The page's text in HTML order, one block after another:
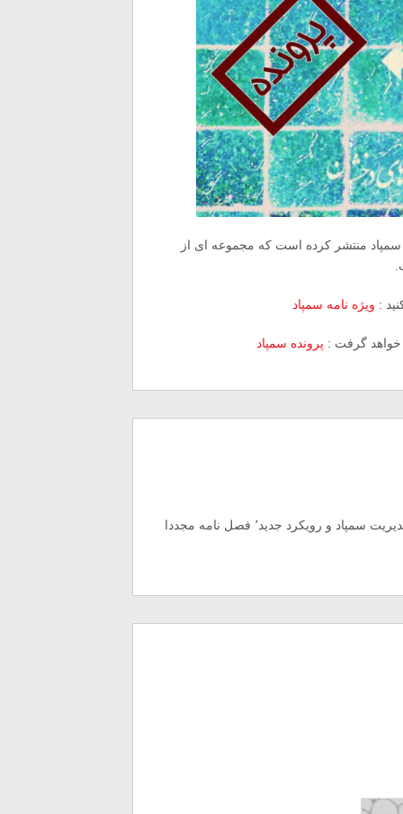
سمپاد منتشر کرده است که مجموعه ای از
: ویژه نامه سمپاد
خواهد گرفت : پرونده سمپاد
فصل نامه سمپاد آخرین بار سال ۸۷ چاپ شد. امسال بعد از تغییر مدیریت سمپاد و رویکرد جدید٬ فصل نامه مجددا